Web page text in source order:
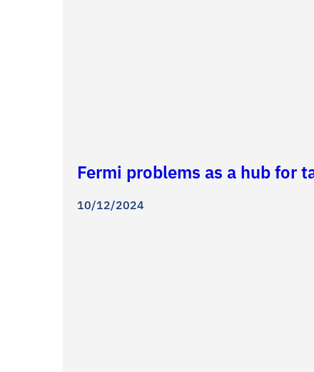
Fermi problems as a hub for
10/12/2024